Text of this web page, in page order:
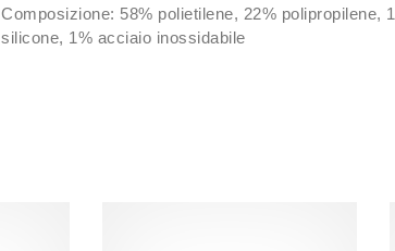
Composizione: 58% polietilene, 22% polipropilene,
silicone, 1% acciaio inossidabile